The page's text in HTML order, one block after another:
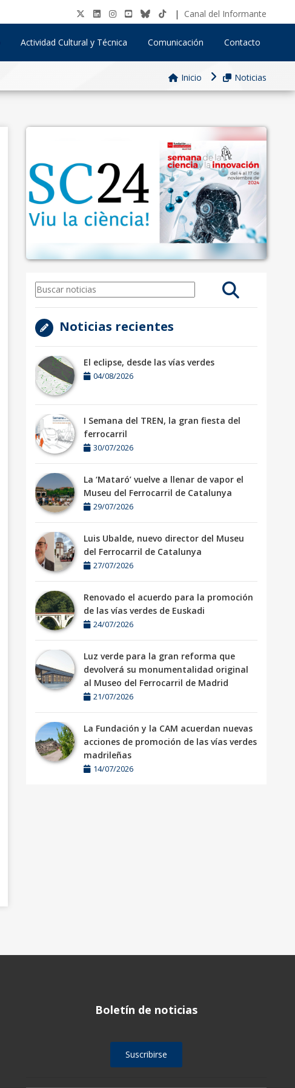
| Canal del Informante
Actividad Cultural y Técnica Comunicación Contacto
Inicio Noticias
Noticias recientes
El eclipse, desde las vías verdes
04/08/2026
I Semana del TREN, la gran fiesta del
ferrocarril
30/07/2026
La ‘Mataró’ vuelve a llenar de vapor el
Museu del Ferrocarril de Catalunya
29/07/2026
Luis Ubalde, nuevo director del Museu
del Ferrocarril de Catalunya
27/07/2026
Renovado el acuerdo para la promoción
de las vías verdes de Euskadi
24/07/2026
Luz verde para la gran reforma que
devolverá su monumentalidad original
al Museo del Ferrocarril de Madrid
21/07/2026
La Fundación y la CAM acuerdan nuevas
acciones de promoción de las vías verdes
madrileñas
14/07/2026
Boletín de noticias
Suscribirse